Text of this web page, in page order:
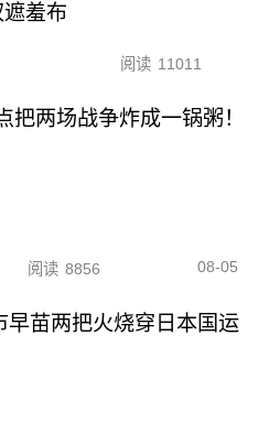
遮羞布
阅读 11011
两场战争炸成一锅粥！
阅读 8856 08-05
苗两把火烧穿日本国运